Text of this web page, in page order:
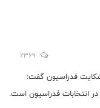
2369
فدراسیون گفت:
انتخابات فدراسیون است.